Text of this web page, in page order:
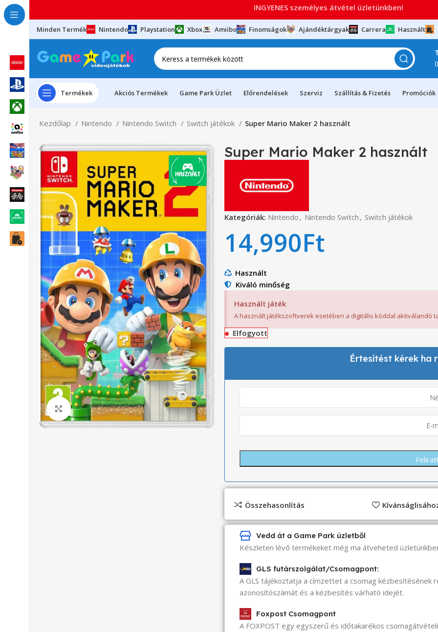
Minden Termék Nintendo Playstation Xbox Amiibo Finomságok Ajándéktárgyak Carrera Használt
Termékek Akciós Termékek Game Park Üzlet Előrendelések Szerviz Szállítás & Fizetés Promóciók
Kezdőlap Nintendo Nintendo Switch Switch játékok Super Mario Maker 2 használt
Click to enlarge
Super Mario Maker 2 használt
Kategóriák: Nintendo , Nintendo Switch , Switch játékok
14,990Ft
Használt
Kiváló minőség
Használt játék
A használt játékszoftverek esetében a digitális kóddal aktiválandó
Elfogyott
Értesítést kérek ha
Összehasonlítás
Vedd át a Game Park üzletből
Készleten lévő termékeket még ma átveheted
GLS futárszolgálat/Csomagpont:
A GLS tájékoztatja a címzettet a csomag kézbesítésének
azonosítószámát és a kézbesítés várható idejét.
Foxpost Csomagpont
A FOXPOST egy egyszerű és időtakarékos
INGYENES személyes átvétel üzletünkben!